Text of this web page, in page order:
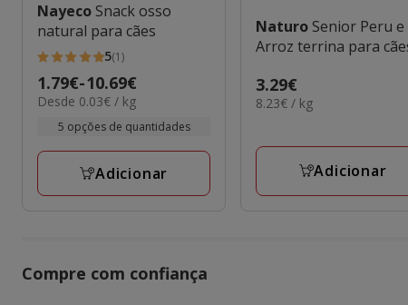
Nayeco Snack osso
natural para cães
5
estrelas
com
avaliações
5(1)
Preço
de
1.79€
a
10.69€
1.79€-10.69€
0.03€
Desde 0.03€ / kg
5 opções de quantidades
Adicionar
Naturo Senior Peru e
Arroz terrina para
Preço
3.29€
3.29€
8.23€
8.23€ / kg
Adicionar
Compre com confiança